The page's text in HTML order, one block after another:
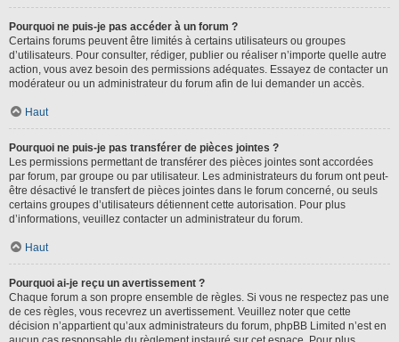
Pourquoi ne puis-je pas accéder à un forum ?
Certains forums peuvent être limités à certains utilisateurs ou groupes
d’utilisateurs. Pour consulter, rédiger, publier ou réaliser n’importe quelle autre
action, vous avez besoin des permissions adéquates. Essayez de contacter un
modérateur ou un administrateur du forum afin de lui demander un accès.
Haut
Pourquoi ne puis-je pas transférer de pièces jointes ?
Les permissions permettant de transférer des pièces jointes sont accordées
par forum, par groupe ou par utilisateur. Les administrateurs du forum ont peut-
être désactivé le transfert de pièces jointes dans le forum concerné, ou seuls
certains groupes d’utilisateurs détiennent cette autorisation. Pour plus
d’informations, veuillez contacter un administrateur du forum.
Haut
Pourquoi ai-je reçu un avertissement ?
Chaque forum a son propre ensemble de règles. Si vous ne respectez pas une
de ces règles, vous recevrez un avertissement. Veuillez noter que cette
décision n’appartient qu’aux administrateurs du forum, phpBB Limited n’est en